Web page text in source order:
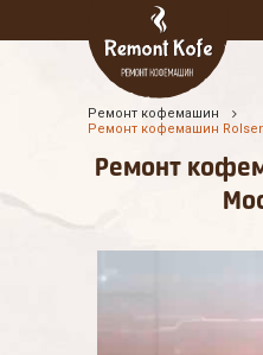
УСЛУГИ И ЦЕНЫ
Ремонт кофемашин
Ремонт кофемашин
Ремонт